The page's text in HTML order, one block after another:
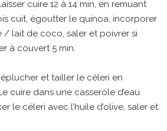
cuire 12 à 14 min, en remuant
cuit, égoutter le quinoa, incorporer
/ lait de coco, saler et poivrer si
à couvert 5 min.
éplucher et tailler le céleri en
cuire dans une casserole d’eau
le céleri avec l’huile d’olive, saler et